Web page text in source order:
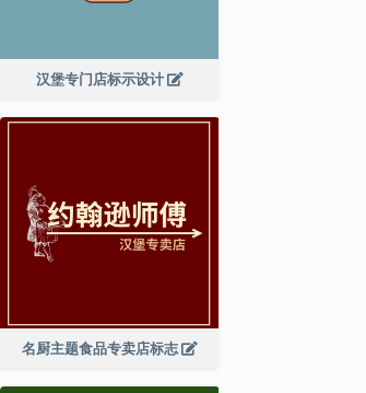
汉堡专门店标示设计
名厨主题食品专卖店标志